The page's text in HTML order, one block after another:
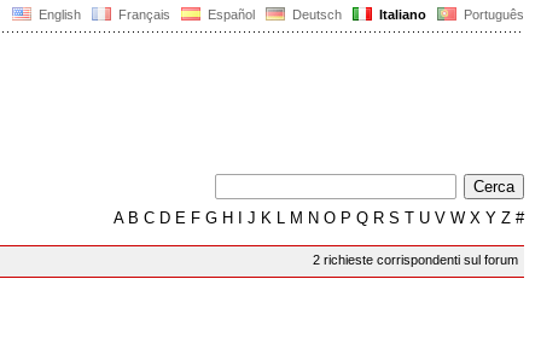
English Français Español Deutsch Italiano Português
AB C D E F G H J K L M N O P Q R S T U V W X Y Z #
2 richieste corrispondenti sul forum